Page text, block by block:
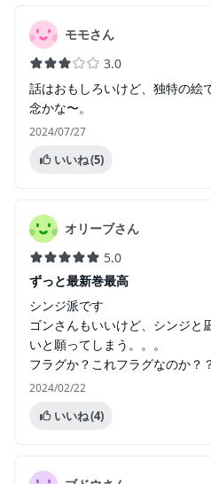
モモさん
3.0
話はおもしろいけど、独特の絵
念かな〜。
2024/07/27
いいね(5)
オリーブさん
5.0
ずっと最新巻最高
シンジ派です
ゴンさんもいいけど、シンジと
いと願ってしまう。。。
フラグか？これフラグなのか？
2024/02/22
いいね(4)